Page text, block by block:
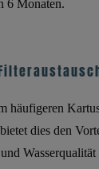
6 Monaten.
häufigeren
dies den
Wasserqualität